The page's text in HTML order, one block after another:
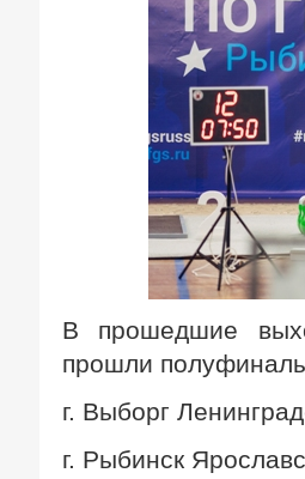
В прошедшие
прошли
г. Выборг
г. Рыбинск